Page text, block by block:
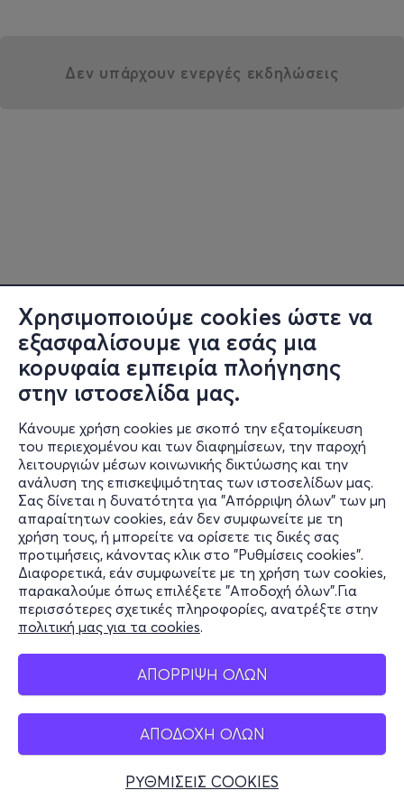
Χρησιμοποιούμε cookies ώστε να
εξασφαλίσουμε για εσάς μια
κορυφαία εμπειρία πλοήγησης
στην ιστοσελίδα μας.
Κάνουμε χρήση cookies με σκοπό την εξατομίκευση
του περιεχομένου και των διαφημίσεων, την παροχή
λειτουργιών μέσων κοινωνικής δικτύωσης και την
ανάλυση της επισκεψιμότητας των ιστοσελίδων μας.
Σας δίνεται η δυνατότητα για "Απόρριψη όλων" των μη
απαραίτητων cookies, εάν δεν συμφωνείτε με τη
χρήση τους, ή μπορείτε να ορίσετε τις δικές σας
προτιμήσεις, κάνοντας κλικ στο "Ρυθμίσεις cookies".
Διαφορετικά, εάν συμφωνείτε με τη χρήση των cookies,
παρακαλούμε όπως επιλέξετε "Αποδοχή όλων".Για
περισσότερες σχετικές πληροφορίες, ανατρέξτε στην
πολιτική μας για τα cookies.
ΑΠΟΡΡΙΨΗ ΟΛΩΝ
ΑΠΟΔΟΧΗ ΟΛΩΝ
ΡΥΘΜΙΣΕΙΣ COOKIES
Δεν υπάρχουν ενεργές εκδηλώσεις